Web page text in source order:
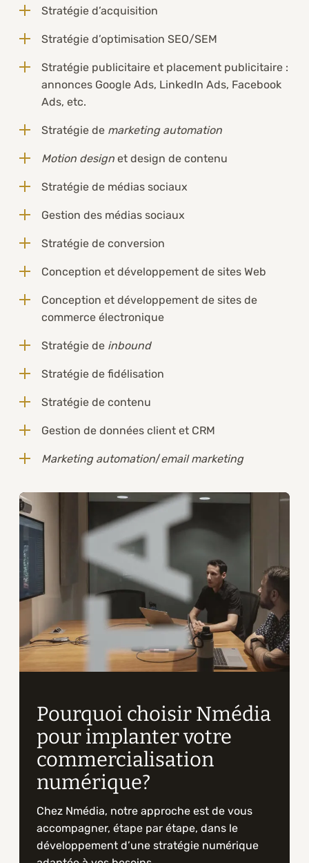
Stratégie d’acquisition
Stratégie d’optimisation SEO/SEM
Stratégie publicitaire et placement publicitaire :
annonces Google Ads, LinkedIn Ads, Facebook
Ads, etc.
Stratégie de marketing automation
Motion design et design de contenu
Stratégie de médias sociaux
Gestion des médias sociaux
Stratégie de conversion
Conception et développement de sites Web
Conception et développement de sites de
commerce électronique
Stratégie de inbound
Stratégie de fidélisation
Stratégie de contenu
Gestion de données client et CRM
Marketing automation/email marketing
Pourquoi choisir Nmédia
pour implanter votre
commercialisation
numérique?
Chez Nmédia, notre approche est de vous
accompagner, étape par étape, dans le
développement d’une stratégie numérique